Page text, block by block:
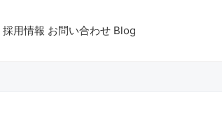
採用情報 お問い合わせ Blog